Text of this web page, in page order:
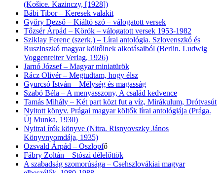
(Košice. Kazinczy, [1928])
Bábi Tibor – Keresek valakit
Győry Dezső – Kiáltó szó – válogatott versek
Tőzsér Árpád – Körök – válogatott versek 1953-1982
Sziklay Ferenc (szerk.) – Lírai antológia. Szlovenszkó és
Ruszinszkó magyar költőinek alkotásaiból (Berlin. Ludwig
Voggenreiter Verlag, 1926)
Jarnó József – Magyar miniatürök
Rácz Olivér – Megtudtam, hogy élsz
Gyurcsó István – Mélység és magasság
Szabó Béla – A menyasszony, A család kedvence
Tamás Mihály – Két part közt fut a víz, Mirákulum, Drótvasút
Nyitott könyv. Prágai magyar költők lírai antológiája (Prága.
Új Munka, 1930)
Nyitrai írók könyve (Nitra. Risnyovszky János
Könyvnyomdája, 1935)
Ozsvald Árpád – Oszlopfő
Fábry Zoltán – Stószi délelőttök
A szabadság szomorúsága – Csehszlovákiai magyar